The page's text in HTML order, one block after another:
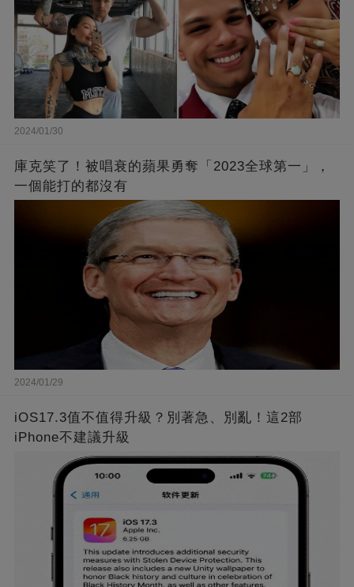
2024/01/30
庫克笑了！被唱衰的蘋果勇奪「2023全球第一」，
一個能打的都沒有
2024/01/29
iOS17.3值不值得升級？別著急、別亂！這2部
iPhone不建議升級